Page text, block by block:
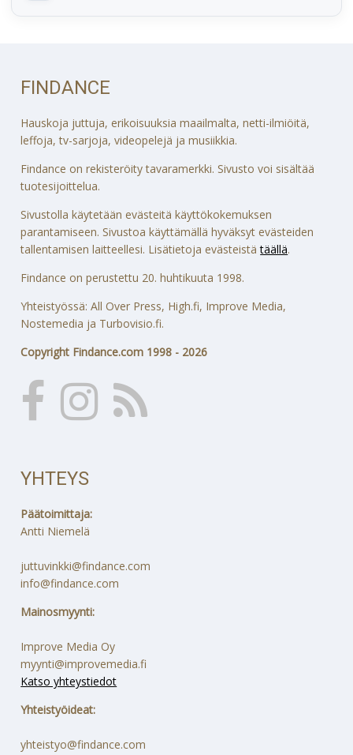
FINDANCE
Hauskoja juttuja, erikoisuuksia maailmalta, netti-ilmiöitä,
leffoja, tv-sarjoja, videopelejä ja musiikkia.
Findance on rekisteröity tavaramerkki. Sivusto voi sisältää
tuotesijoittelua.
Sivustolla käytetään evästeitä käyttökokemuksen
parantamiseen. Sivustoa käyttämällä hyväksyt evästeiden
tallentamisen laitteellesi. Lisätietoja evästeistätäällä.
Findance on perustettu 20. huhtikuuta 1998.
Yhteistyössä: All Over Press, High.fi, Improve Media,
Nostemedia ja Turbovisio.fi.
Copyright Findance.com 1998 - 2026
YHTEYS
Päätoimittaja:
Antti Niemelä
juttuvinkki@findance.com
info@findance.com
Mainosmyynti:
Improve Media Oy
myynti@improvemedia.fi
Katso yhteystiedot
Yhteistyöideat:
yhteistyo@findance.com